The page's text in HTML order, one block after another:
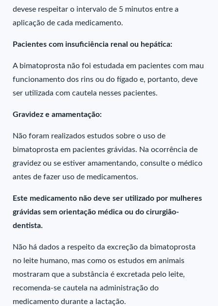
devese respeitar o intervalo de 5 minutos entre a
aplicação de cada medicamento.
Pacientes com insuficiência renal ou hepática:
A bimatoprosta não foi estudada em pacientes com mau
funcionamento dos rins ou do fígado e, portanto, deve
ser utilizada com cautela nesses pacientes.
Gravidez e amamentação:
Não foram realizados estudos sobre o uso de
bimatoprosta em pacientes grávidas. Na ocorrência de
gravidez ou se estiver amamentando, consulte o médico
antes de fazer uso de medicamentos.
Este medicamento não deve ser utilizado por mulheres
grávidas sem orientação médica ou do cirurgião-
dentista.
Não há dados a respeito da excreção da bimatoprosta
no leite humano, mas como os estudos em animais
mostraram que a substância é excretada pelo leite,
recomenda-se cautela na administração do
medicamento durante a lactação.